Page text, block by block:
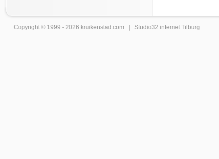
Copyright © 1999 - 2026 kruikenstad .com | Studio32 internet Tilburg